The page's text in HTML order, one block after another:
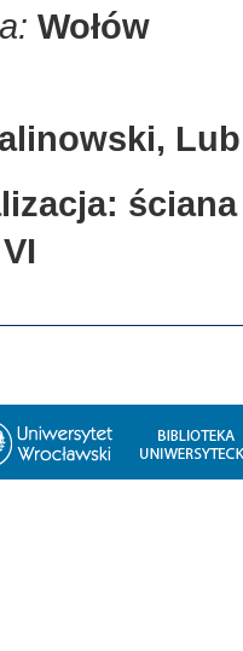
Wołów